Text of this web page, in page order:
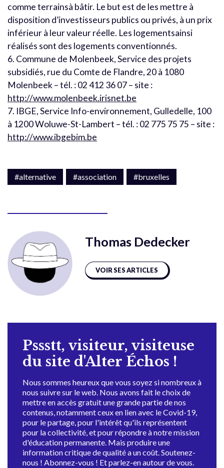
comme terrainsà bâtir. Le but est de les mettre à
disposition d’investisseurs publics ou privés, à un prix
inférieur à leur valeur réelle. Les logementsainsi
réalisés sont des logements conventionnés.
6. Commune de Molenbeek, Service des projets
subsidiés, rue du Comte de Flandre, 20 à 1080
Molenbeek – tél. : 02 412 36 07 – site :
http://www.molenbeek.irisnet.be
7. IBGE, Service Info-environnement, Gulledelle, 100
à 1200 Woluwe-St-Lambert – tél. : 02 775 75 75 – site :
http://www.ibgebim.be
#alternative #association #bruxelles
Thomas Dedecker
VOIR SES ARTICLES
Pssstt, visiteur, visiteuse
du site d'Alter Échos !
Nous sommes heureux que vous soyez si nombreux à
nous suivre sur le web. Nous avons fait le choix de
mettre en accès gratuit une grande partie de nos
contenus, notamment ceux en lien avec le Covid-19,
pour le partage, pour l'intérêt qu'ils représentent
pour la collectivité, et pour répondre à notre mission
d'éducation permanente. Mais produire une
information critique de qualité a un coût. Soutenez-
nous ! Abonnez-vous ! Et parlez-en autour de vous.